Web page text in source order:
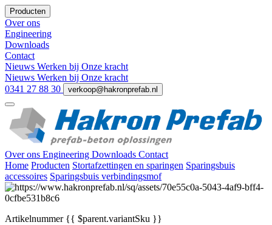
Producten
Over ons
Engineering
Downloads
Contact
Nieuws Werken bij Onze kracht
Nieuws Werken bij Onze kracht
0341 27 88 30
verkoop@hakronprefab.nl
Over ons Engineering Downloads Contact
Home Producten Stortafzettingen en sparingen Sparingsbuis
accessoires Sparingsbuis verbindingsmof
Artikelnummer{{ $parent.variantSku }}